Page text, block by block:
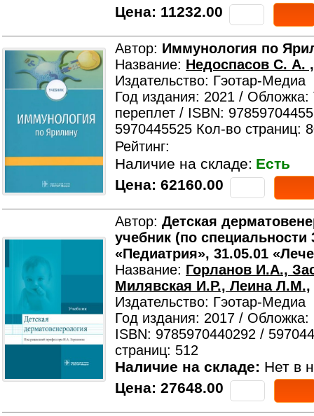
Цена: 11232.00
Автор: Иммунология по
Название: Недоспасов С. А.
Издательство: Гэотар-Медиа
Год издания: 2021 /
переплет / ISBN:
5970445525 Кол-во страниц:
Рейтинг:
Наличие на складе: Есть
Цена: 62160.00
Автор: Детская
учебник (по специальности
«Педиатрия», 31.05.01
Название: Горланов И.А.,
Милявская И.Р., Леина Л.М.,
Издательство: Гэотар-Медиа
Год издания: 2017 / Обложка:
ISBN: 9785970440292 /
страниц: 512
Наличие на складе: Нет в
Цена: 27648.00